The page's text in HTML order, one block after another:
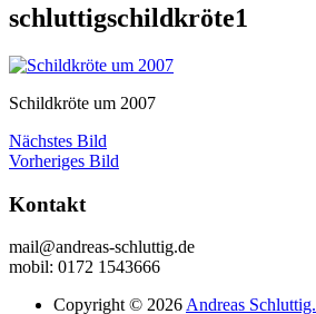
schluttigschildkröte1
Schildkröte um 2007
Nächstes Bild
Vorheriges Bild
Kontakt
mail@andreas-schluttig.de
mobil: 0172 1543666
Copyright © 2026Andreas Schluttig.